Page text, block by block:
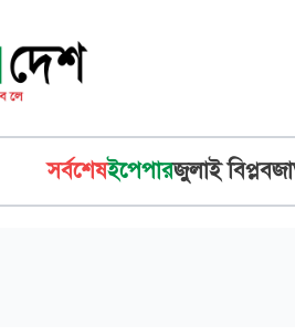
সর্বশেষইপেপারজুলাই বিপ্লব